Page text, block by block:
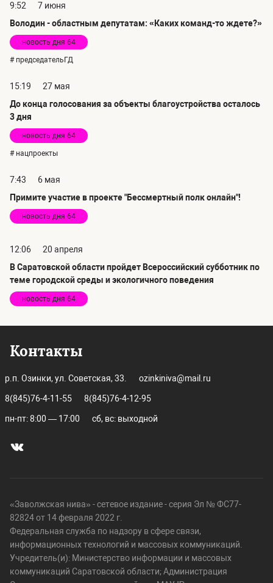
9:52
7 июня
Володин - областным депутатам: «Каких команд-то ждете?»
новость дня 64
# председательГД
15:19
27 мая
До конца голосования за объекты благоустройства осталось
3 дня
новость дня 64
# нацпроекты
7:43
6 мая
Примите участие в проекте "Бессмертный полк онлайн"!
новость дня 64
12:06
20 апреля
В Саратовской области пройдет Всероссийский субботник по
теме городской среды и экологичного поведения
новость дня 64
Контакты
р.п. Озинки, ул. Советская, 33. ozinkiniva@mail.ru
8(845)76-4-11-55 8(845)76-4-12-95
пн-пт: 8:00 — 17:00 сб, вс: выходной
«Заволжская нива» - сетевое издание - серия Эл № ФС77-
82824 от 14 февраля 2022 г.
Федеральная служба по надзору в сфере связи,
информационных технологий и массовых коммуникаций.
Учредитель(и): Министерство информации и массовых
коммуникаций Саратовской области; Администрация